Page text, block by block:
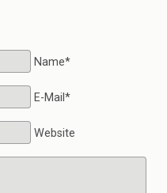
Name*
E-Mail*
Website